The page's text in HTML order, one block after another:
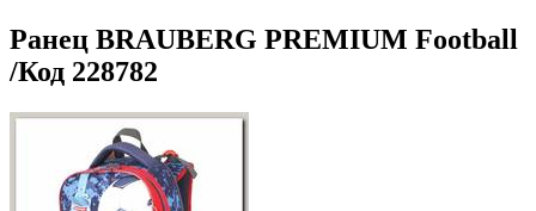
Ранец BRAUBERG PREMIUM Football
/Код 228782